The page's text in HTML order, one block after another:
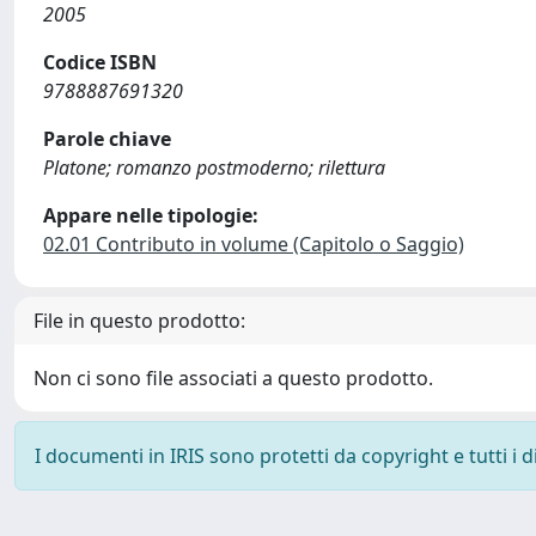
2005
Codice ISBN
9788887691320
Parole chiave
Platone; romanzo postmoderno; rilettura
Appare nelle tipologie:
02.01 Contributo in volume (Capitolo o Saggio)
File in questo prodotto:
Non ci sono file associati a questo prodotto.
I documenti in IRIS sono protetti da copyright e tutti i